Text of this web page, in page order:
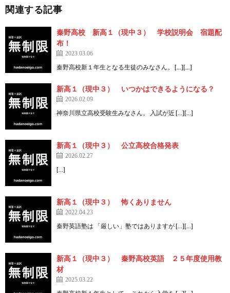
関連する記事
秦野高校 新高１（現中３） 学校説明会 宿題配
布！
2023.03.06
秦野高校新１年生となる生徒のみなさん。 […][…]
新高１（現中３） いつかはできるようになる？
2026.02.09
神奈川県立高校受験生みなさん。 入試が近 […][…]
新高１（現中３） 公立高校合格発表
2026.02.27
[…]
新高１（現中３） 怖くありません
2022.04.23
秦野英語塾は 「厳しい」塾ではありますが […][…]
新高１（現中３） 秦野高校英語 ２５年度使用教
材
2025.03.22